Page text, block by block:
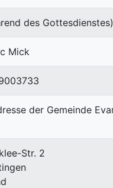
des Gottesdienstes)
Mick
Str. 2